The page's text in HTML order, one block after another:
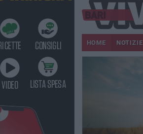
HOME NOTIZIE